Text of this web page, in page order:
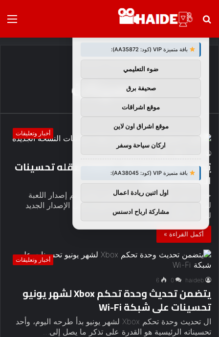
بحث
الرئيسية/تحسينات
تحسينات
أخبار وتعليقات
haideb
0
1
يُظهر المقطع الدعائي المُعاد صقله تحسينات
النسخة الجديدة
جديد ديزني ملحمة ميكي: مقطورة مجددة تم إصدار اللعبة
لمعاينة بعض التحسينات الكبيرة القادمة إلى الإصدار الجديد
لمنصة الألعاب ثلاثية…
أكمل القراءة »
أخبار وتعليقات
haideb
0
6
يتضمن تحديث وحدة تحكم Xbox لشهر يونيو
تحسينات على شبكة Wi-Fi
ال تحديث وحدة تحكم Xbox لشهر يونيو بدأ طرحه اليوم، وأحد
تحسيناته الرئيسية هو القدرة على تذكر ما يصل إلى…
توصيات :
باقة متميزة VIP (كود: AA35872):
ضوء التعليمي
صحيفة برق
موقع اشراقات
موقع اشراق اون لاين
اركان سياحة وسفر
باقة متميزة VIP (كود: AA38045):
اول اثنين ريادة اعمال
مشاركة ارباح ادسنس